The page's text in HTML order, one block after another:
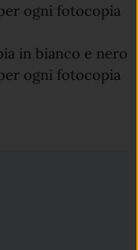
ogni fotocopia
in bianco e nero
ogni fotocopia